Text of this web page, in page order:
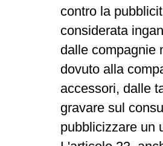
contro la
considerata
dalle compagnie
dovuto alla
accessori, dalle
gravare sul
pubblicizzare un